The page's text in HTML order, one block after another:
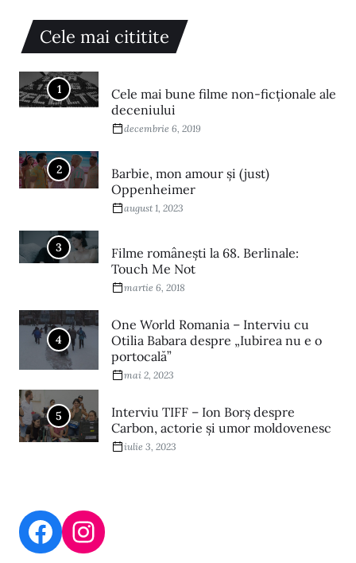
Cele mai cititite
1
Cele mai bune filme non-ficționale ale
deceniului
decembrie 6, 2019
2
Barbie, mon amour și (just)
Oppenheimer
august 1, 2023
3
Filme româneşti la 68. Berlinale:
Touch Me Not
martie 6, 2018
4
One World Romania – Interviu cu
Otilia Babara despre „Iubirea nu e o
portocală”
mai 2, 2023
5
Interviu TIFF – Ion Borș despre
Carbon, actorie și umor moldovenesc
iulie 3, 2023